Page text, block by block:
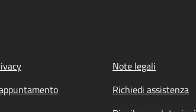
Note legali
Richiedi assistenza